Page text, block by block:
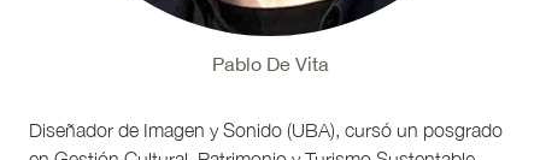
Diseñador de Imagen y Sonido (UBA), cursó un posgrado
Pablo De Vita